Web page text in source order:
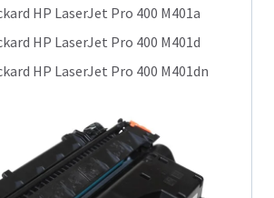
HP LaserJet Pro 400 M401a
HP LaserJet Pro 400 M401d
HP LaserJet Pro 400 M401dn